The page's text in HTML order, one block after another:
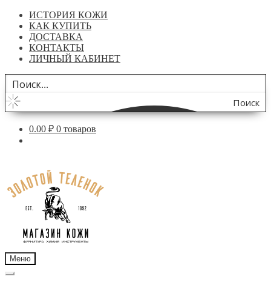
ИСТОРИЯ КОЖИ
КАК КУПИТЬ
ДОСТАВКА
КОНТАКТЫ
ЛИЧНЫЙ КАБИНЕТ
Поиск
по
0.00 ₽ 0 товаров
навигации
содержимому
Меню